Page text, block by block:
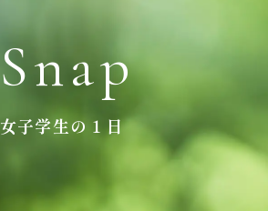
Snap
女子学生の１日